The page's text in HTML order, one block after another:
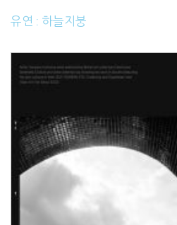
유연 : 하늘지붕